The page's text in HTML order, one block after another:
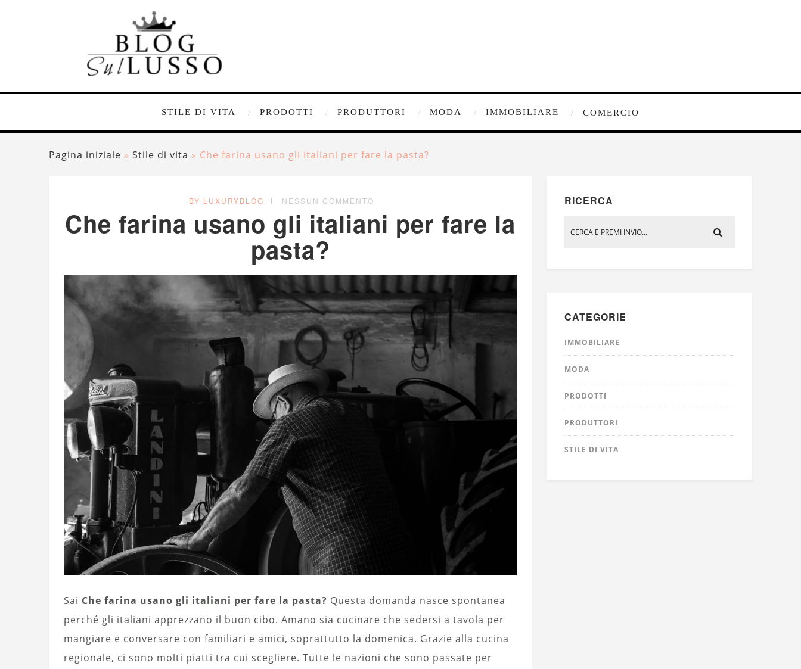
STILE DI VITA PRODOTTI PRODUTTORI MODA IMMOBILIARE COMERCIO
Pagina iniziale » Stile di vita » Che farina usano gli italiani per fare la pasta?
BY LUXURYBLOG NESSUN COMMENTO
Che farina usano gli italiani per fare la
pasta?
Sai Che farina usano gli italiani per fare la pasta? Questa domanda nasce spontanea
perché gli italiani apprezzano il buon cibo. Amano sia cucinare che sedersi a tavola per
mangiare e conversare con familiari e amici, soprattutto la domenica. Grazie alla cucina
regionale, ci sono molti piatti tra cui scegliere. Tutte le nazioni che sono passate per
RICERCA
CATEGORIE
IMMOBILIARE
MODA
PRODOTTI
PRODUTTORI
STILE DI VITA